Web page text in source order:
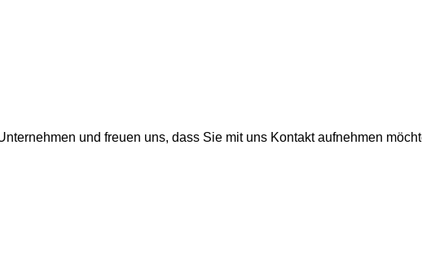
und freuen uns, dass Sie mit uns Kontakt aufnehmen